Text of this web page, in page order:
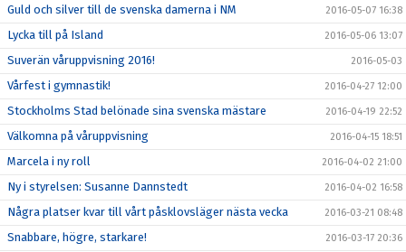
Guld och silver till de svenska damerna i NM 2016-05-07 16:38
Lycka till på Island 2016-05-06 13:07
Suverän våruppvisning 2016! 2016-05-03
Vårfest i gymnastik! 2016-04-27 12:00
Stockholms Stad belönade sina svenska mästare 2016-04-19 22:52
Välkomna på våruppvisning 2016-04-15 18:51
Marcela i ny roll 2016-04-02 21:00
Ny i styrelsen: Susanne Dannstedt 2016-04-02 16:58
Några platser kvar till vårt påsklovsläger nästa vecka 2016-03-21 08:48
Snabbare, högre, starkare! 2016-03-17 20:36